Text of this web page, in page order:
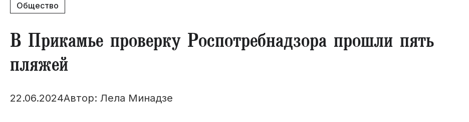
Общество
В Прикамье проверку Роспотребнадзора прошли пять
пляжей
22.06.2024Автор: Лела Минадзе